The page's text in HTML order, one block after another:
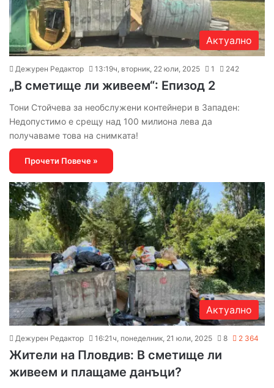
Актуално
Дежурен Редактор 13:19ч, вторник, 22 юли, 2025 1 242
„В сметище ли живеем“: Епизод 2
Тони Стойчева за необслужени контейнери в Западен:
Недопустимо е срещу над 100 милиона лева да
получаваме това на снимката!
Прочети Повече »
Актуално
Дежурен Редактор 16:21ч, понеделник, 21 юли, 2025 8 2 364
Жители на Пловдив: В сметище ли
живеем и плащаме данъци?